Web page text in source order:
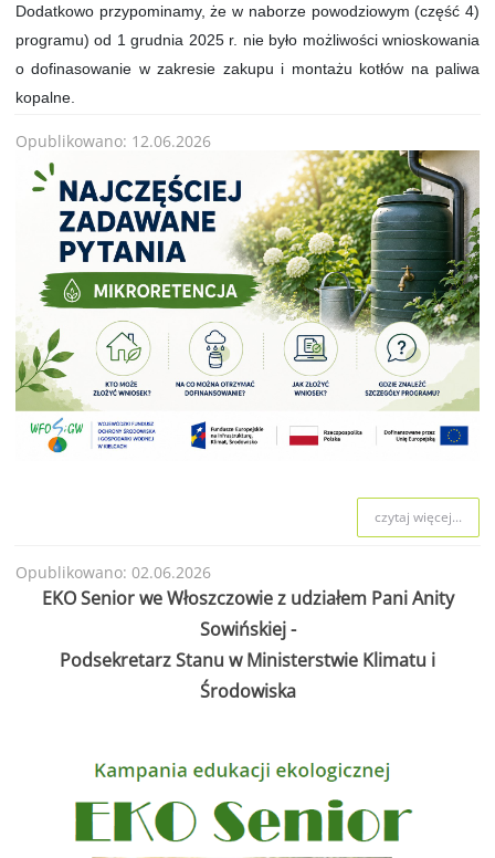
Dodatkowo przypominamy, że w naborze powodziowym (część 4)
programu) od 1 grudnia 2025 r. nie było możliwości wnioskowania
o dofinasowanie w zakresie zakupu i montażu kotłów na paliwa
kopalne.
Opublikowano: 12.06.2026
czytaj więcej...
Opublikowano: 02.06.2026
EKO Senior we Włoszczowie z udziałem Pani Anity
Sowińskiej -
Podsekretarz Stanu w Ministerstwie Klimatu i
Środowiska